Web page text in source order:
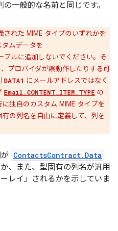
の一般的な名前と同じです。
された MIME タイプのいずれかを
ムデータを
ブルに追加しないでください。そ
プロバイダが誤動作したりする可
DATA1 にメールアドレスではなく
Email.CONTENT_ITEM_TYPE の
独自のカスタム MIME タイプを
の列名を自由に定義して、列を
ContactsContract.Data
、また、型固有の列名が汎用
レイ」されるかを示していま